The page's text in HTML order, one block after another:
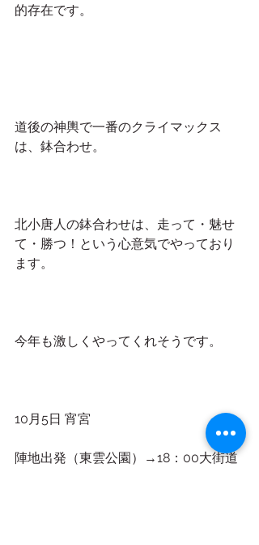
的存在です。
道後の神輿で一番のクライマックス
は、鉢合わせ。
北小唐人の鉢合わせは、走って・魅せ
て・勝つ！という心意気でやっており
ます。
今年も激しくやってくれそうです。
10月5日 宵宮
陣地出発（東雲公園）→18：00大街道